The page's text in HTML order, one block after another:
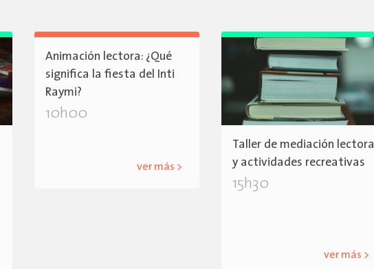
Animación lectora: ¿Qué
significa la fiesta del Inti
Raymi?
10h00
ver más >
Taller de mediación lectora
y actividades recreativas
15h30
ver más >